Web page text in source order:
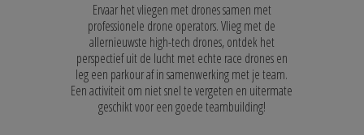
Ervaar het vliegen met drones samen met
professionele drone operators. Vlieg met de
allernieuwste high-tech drones, ontdek het
perspectief uit de lucht met echte race drones en
leg een parkour af in samenwerking met je team.
Een activiteit om niet snel te vergeten en uitermate
geschikt voor een goede teambuilding!